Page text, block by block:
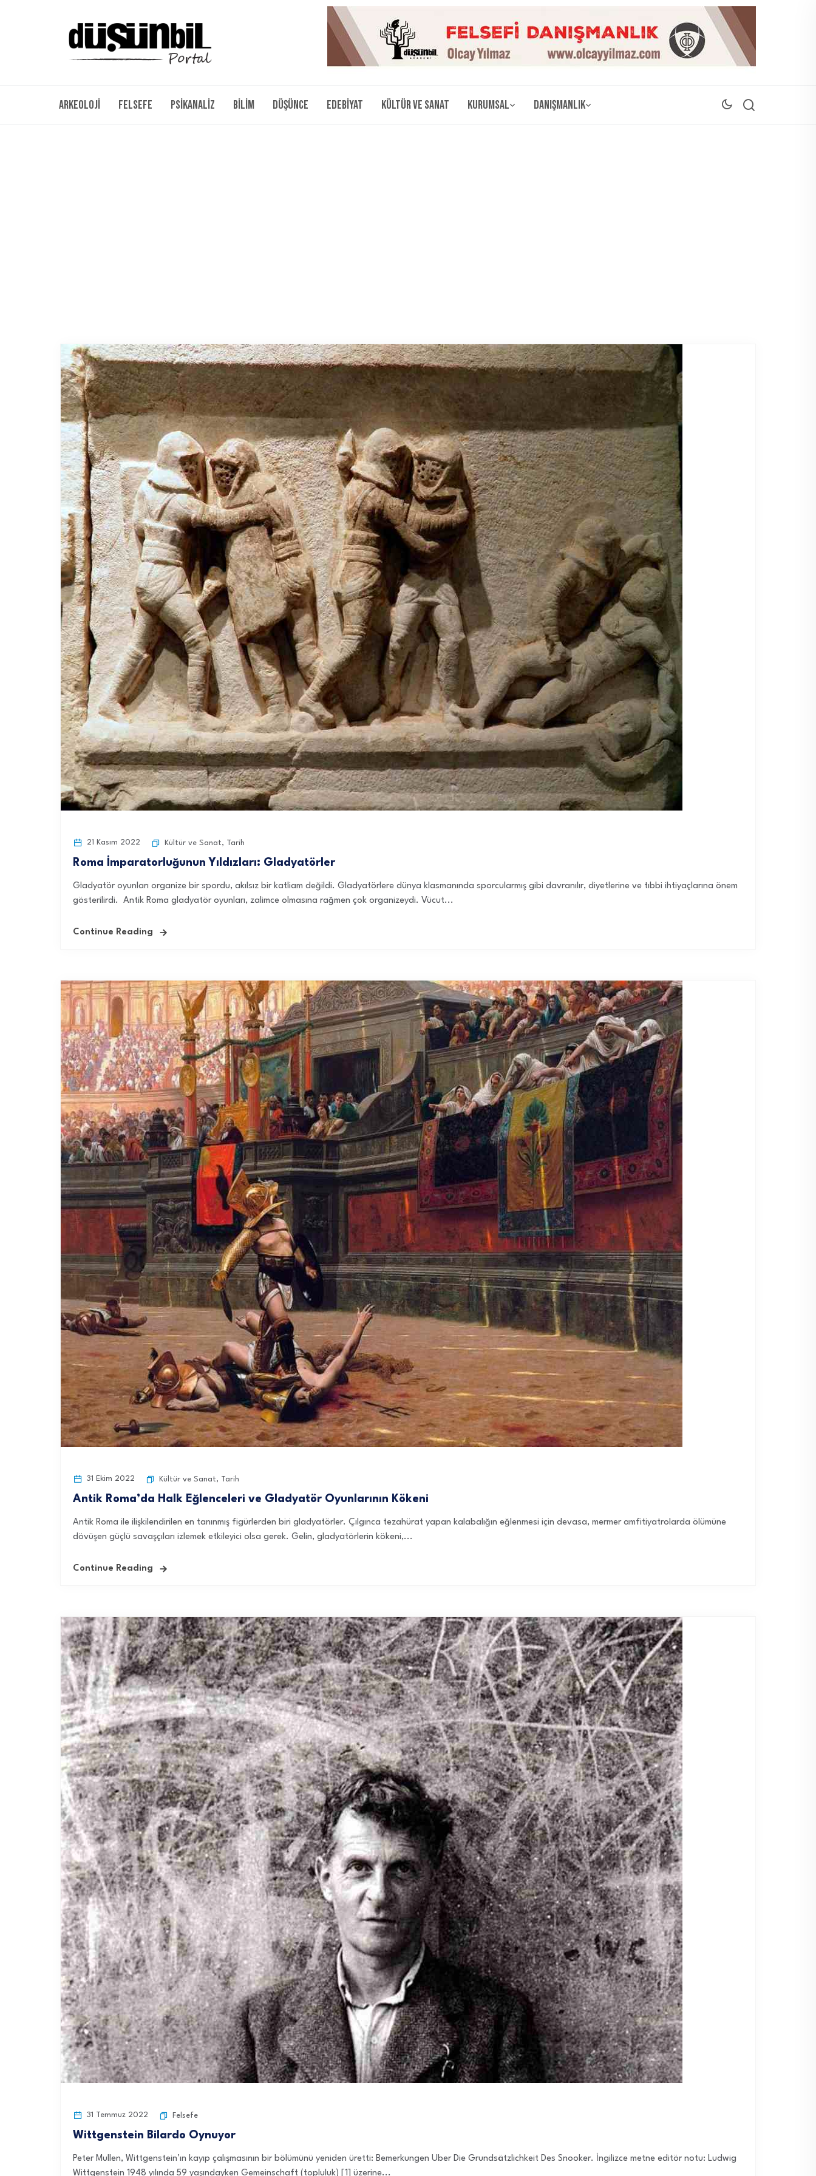
Arkeoloji Felsefe Psikanaliz Bilim Düşünce Edebiyat Kültür ve Sanat Kurumsal Danışmanlık
21 Kasım 2022 Kültür ve Sanat, Tarih
Roma İmparatorluğunun Yıldızları: Gladyatörler
Gladyatör oyunları organize bir spordu, akılsız bir katliam değildi. Gladyatörlere dünya klasmanında sporcularmış gibi davranılır, diyetlerine ve tıbbi ihtiyaçlarına önem
gösterilirdi. Antik Roma gladyatör oyunları, zalimce olmasına rağmen çok organizeydi. Vücut...
Continue Reading
31 Ekim 2022 Kültür ve Sanat, Tarih
Antik Roma’da Halk Eğlenceleri ve Gladyatör Oyunlarının Kökeni
Antik Roma ile ilişkilendirilen en tanınmış figürlerden biri gladyatörler. Çılgınca tezahürat yapan kalabalığın eğlenmesi için devasa, mermer amfitiyatrolarda ölümüne
dövüşen güçlü savaşçıları izlemek etkileyici olsa gerek. Gelin, gladyatörlerin kökeni,...
Continue Reading
31 Temmuz 2022 Felsefe
Wittgenstein Bilardo Oynuyor
Peter Mullen, Wittgenstein’ın kayıp çalışmasının bir bölümünü yeniden üretti: Bemerkungen Uber Die Grundsätzlichkeit Des Snooker. İngilizce metne editör notu: Ludwig
Wittgenstein 1948 yılında 59 yaşındayken Gemeinschaft (topluluk) [1] üzerine...